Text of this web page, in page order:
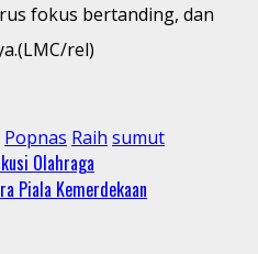
fokus bertanding, dan
rel)
Popnas Raih sumut
Olahraga
Piala Kemerdekaan